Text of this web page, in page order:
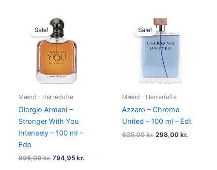
Sale!
Mænd - Herredufte
Giorgio Armani –
Stronger With You
Intensely – 100 ml –
Edp
995,00kr.
Original
price
was:
995,00 kr..
794,95kr.
Sale!
Mænd - Herredufte
Azzaro – Chrome
United – 100 ml – Edt
625,00kr.
Original
price
was:
625,00 kr..
298,00kr.